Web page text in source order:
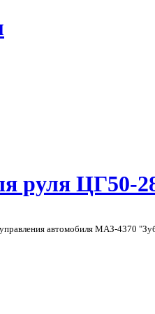
руля ЦГ50-
автомобиля МАЗ-4370